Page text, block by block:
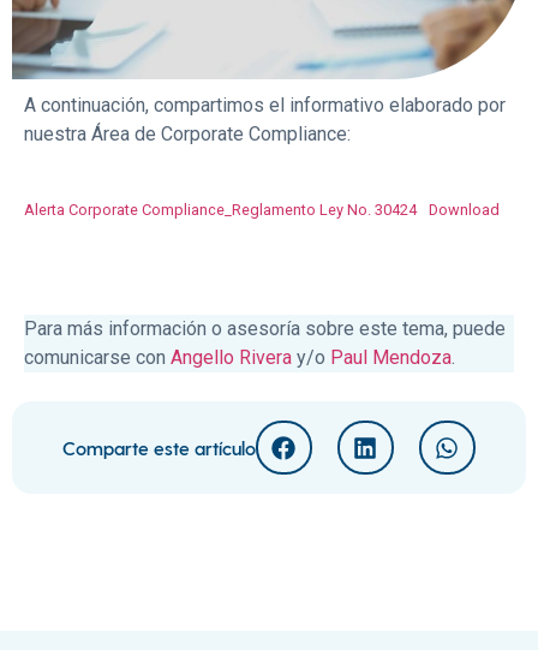
A continuación, compartimos el informativo elaborado por
nuestra Área de Corporate Compliance:
Alerta Corporate Compliance_Reglamento Ley No. 30424 Download
Para más información o asesoría sobre este tema, puede
comunicarse con Angello Rivera y/o Paul Mendoza
Comparte este artículo